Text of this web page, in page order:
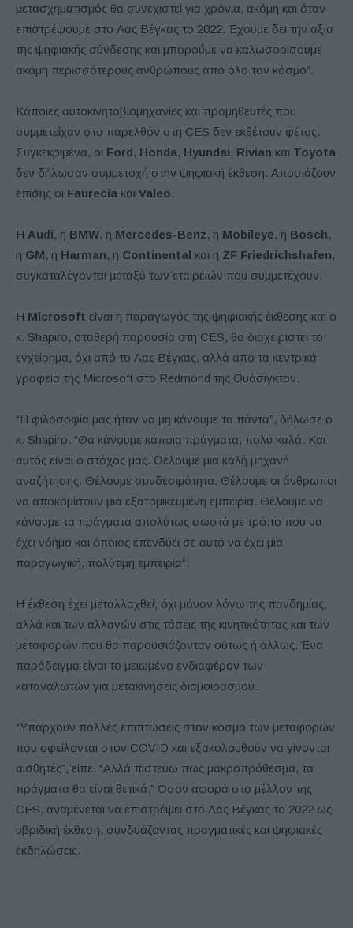
μετασχηματισμός θα συνεχιστεί για χρόνια, ακόμη και όταν
επιστρέψουμε στο Λας Βέγκας το 2022. Έχουμε δει την αξία
της ψηφιακής σύνδεσης και μπορούμε να καλωσορίσουμε
ακόμη περισσότερους ανθρώπους από όλο τον κόσμο”.
Κάποιες αυτοκινητοβιομηχανίες και προμηθευτές που
συμμετείχαν στο παρελθόν στη CES δεν εκθέτουν φέτος.
Συγκεκριμένα, οι Ford, Honda, Hyundai, Rivian και Toyota
δεν δήλωσαν συμμετοχή στην ψηφιακή έκθεση. Αποσιάζουν
επίσης οι Faurecia και Valeo.
Η Audi, η BMW, η Mercedes-Benz, η Mobileye, η Bosch,
η GM, η Harman, η Continental και η ZF Friedrichshafen,
συγκαταλέγονται μεταξύ των εταιρειών που συμμετέχουν.
Η Microsoft είναι η παραγωγός της ψηφιακής έκθεσης και ο
κ. Shapiro, σταθερή παρουσία στη CES, θα διαχειριστεί το
εγχείρημα, όχι από το Λας Βέγκας, αλλά από τα κεντρικά
γραφεία της Microsoft στο Redmond της Ουάσιγκτον.
“Η φιλοσοφία μας ήταν να μη κάνουμε τα πάντα”, δήλωσε ο
κ. Shapiro. “Θα κάνουμε κάποια πράγματα, πολύ καλά. Και
αυτός είναι ο στόχος μας. Θέλουμε μια καλή μηχανή
αναζήτησης. Θέλουμε συνδεσιμότητα. Θέλουμε οι άνθρωποι
να αποκομίσουν μια εξατομικευμένη εμπειρία. Θέλουμε να
κάνουμε τα πράγματα απολύτως σωστά με τρόπο που να
έχει νόημα και όποιος επενδύει σε αυτό να έχει μια
παραγωγική, πολύτιμη εμπειρία”.
Η έκθεση έχει μεταλλαχθεί, όχι μόνον λόγω της πανδημίας,
αλλά και των αλλαγών στις τάσεις της κινητικότητας και των
μεταφορών που θα παρουσιάζονταν ούτως ή άλλως. Ένα
παράδειγμα είναι το μειωμένο ενδιαφέρον των
καταναλωτών για μετακινήσεις διαμοιρασμού.
“Υπάρχουν πολλές επιπτώσεις στον κόσμο των μεταφορών
που οφείλονται στον COVID και εξακολουθούν να γίνονται
αισθητές”, είπε. “Αλλά πιστεύω πως μακροπρόθεσμα, τα
πράγματα θα είναι θετικά.” Όσον αφορά στο μέλλον της
CES, αναμένεται να επιστρέψει στο Λας Βέγκας το 2022 ως
υβριδική έκθεση, συνδυάζοντας πραγματικές και ψηφιακές
εκδηλώσεις.